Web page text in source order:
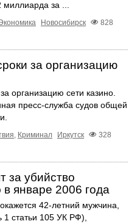
за ...
Новосибирск
828
за организацию
организацию сети казино.
пресс‑служба судов общей
, Криминал Иркутск
328
за убийство
в январе 2006 года
42-летний мужчина,
1 статьи 105 УК РФ),